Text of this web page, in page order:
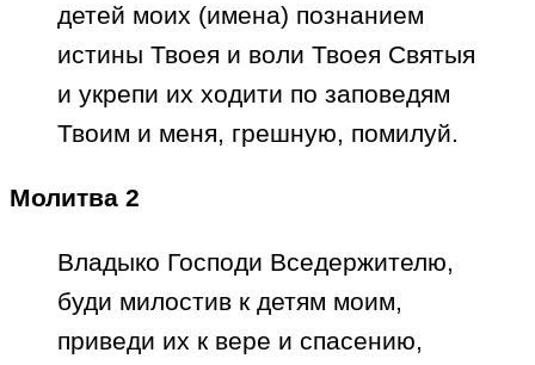
детей моих (имена) познанием
истины Твоея и воли Твоея Святыя
и укрепи их ходити по заповедям
Твоим и меня, грешную, помилуй.
Молитва 2
Владыко Господи Вседержителю,
буди милостив к детям моим,
приведи их к вере и спасению,